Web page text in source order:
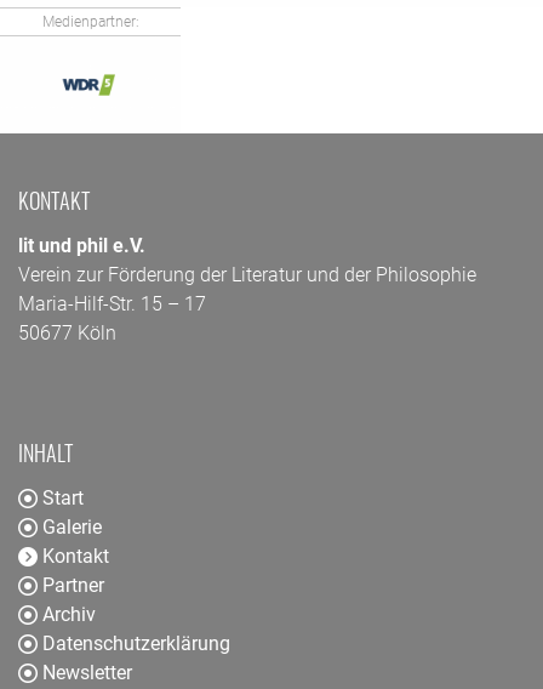
Medienpartner:
KONTAKT
lit und phil e.V.
Verein zur Förderung der Literatur und der Philosophie
Maria-Hilf-Str. 15 – 17
50677 Köln
INHALT
Start
Galerie
Kontakt
Partner
Archiv
Datenschutzerklärung
Newsletter